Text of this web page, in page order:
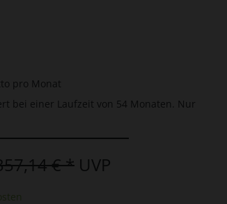
pro Monat
bei einer Laufzeit von 54 Monaten. Nur
€ * UVP